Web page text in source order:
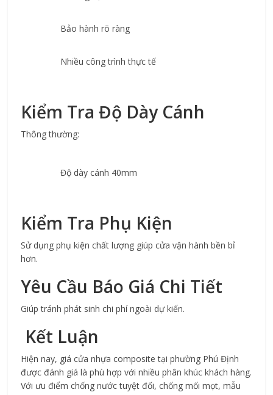
Bảo hành rõ ràng
Nhiều công trình thực tế
Kiểm Tra Độ Dày Cánh
Thông thường:
Độ dày cánh 40mm
Kiểm Tra Phụ Kiện
Sử dụng phụ kiện chất lượng giúp cửa vận hành bền bỉ
hơn.
Yêu Cầu Báo Giá Chi Tiết
Giúp tránh phát sinh chi phí ngoài dự kiến.
Kết Luận
Hiện nay, giá cửa nhựa composite tại phường Phú Định
được đánh giá là phù hợp với nhiều phân khúc khách hàng.
Với ưu điểm chống nước tuyệt đối, chống mối mọt, mẫu